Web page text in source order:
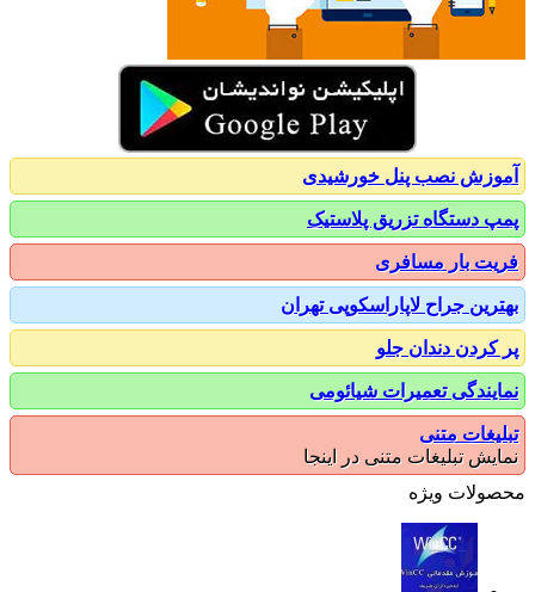
نصب پنل خورشیدی
دستگاه تزریق پلاستیک
بار مسافری
جراح لاپاراسکوپی تهران
دندان جلو
تعمیرات شیائومی
متنی
تبلیغات متنی در اینجا
ویژه